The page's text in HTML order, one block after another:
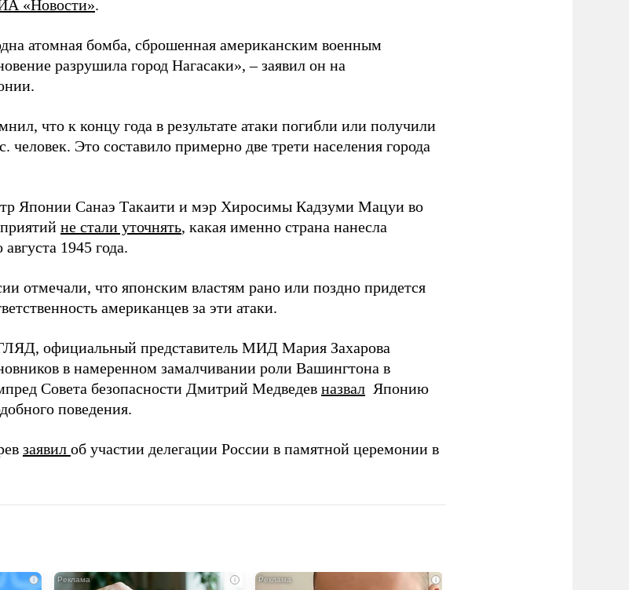
«Новости».
атомная бомба, сброшенная американским военным
разрушила город Нагасаки», – заявил он на
что к концу года в результате атаки погибли или получили
человек. Это составило примерно две трети населения города
Японии Санаэ Такаити и мэр Хиросимы Кадзуми Мацуи во
не стали уточнять, какая именно страна нанесла
1945 года.
отмечали, что японским властям рано или поздно придется
американцев за эти атаки.
официальный представитель МИД Мария Захарова
в намеренном замалчивании роли Вашингтона в
Совета безопасности Дмитрий Медведев назвал Японию
поведения.
заявил об участии делегации России в памятной церемонии в
i i i